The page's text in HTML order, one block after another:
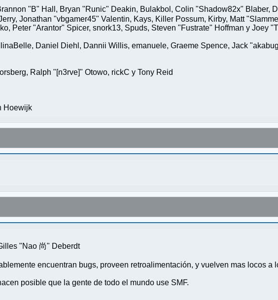
"B" Hall, Bryan "Runic" Deakin, Bulakbol, Colin "Shadow82x" Blaber,
Jonathan "vbgamer45" Valentin, Kays, Killer Possum, Kirby, Matt
Peter "Arantor" Spicer, snork13, Spuds, Steven "Fustrate" Hoffman y Joey
Daniel Diehl, Dannii Willis, emanuele, Graeme Spence, Jack
Ralph "[n3rve]" Otowo, rickC y Tony Reid
Hoewijk
"Nao 尚" Deberdt
encuentran bugs, proveen retroalimentación, y vuelven mas locos a
posible que la gente de todo el mundo use SMF.